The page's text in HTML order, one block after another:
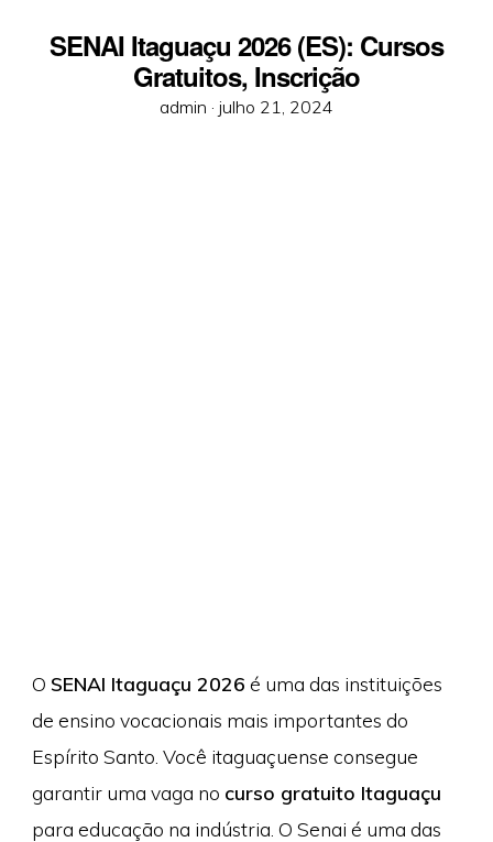
SENAI Itaguaçu 2026 (ES): Cursos
Gratuitos, Inscrição
admin · Posted
julho 21, 2024
O SENAI Itaguaçu 2026 é uma das instituições
de ensino vocacionais mais importantes do
Espírito Santo. Você itaguaçuense consegue
garantir uma vaga no curso gratuito Itaguaçu
para educação na indústria. O Senai é uma das